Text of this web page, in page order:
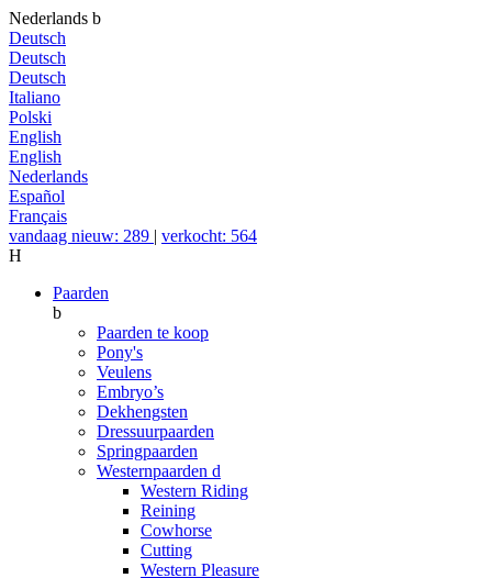
Nederlands b
Deutsch
Deutsch
Deutsch
Italiano
Polski
English
English
Nederlands
Español
Français
vandaag nieuw: 289 | verkocht: 564
H
Paarden
b
Paarden te koop
Pony's
Veulens
Embryo’s
Dekhengsten
Dressuurpaarden
Springpaarden
Westernpaarden d
Western Riding
Reining
Cowhorse
Cutting
Western Pleasure